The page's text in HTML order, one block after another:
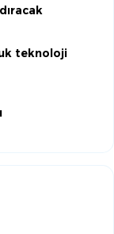
teknoloji